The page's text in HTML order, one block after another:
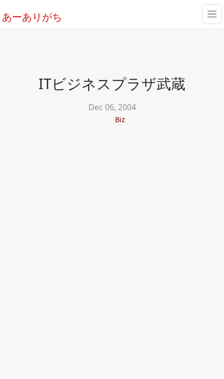
あーありがち
ITビジネスプラザ武蔵
Dec 06, 2004
Biz